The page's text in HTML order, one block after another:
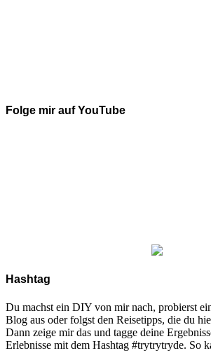
Folge mir auf YouTube
Hashtag
Du machst ein DIY von mir nach, probierst
Blog aus oder folgst den Reisetipps, die du
Dann zeige mir das und tagge deine
Erlebnisse mit dem Hashtag #trytrytryde. So